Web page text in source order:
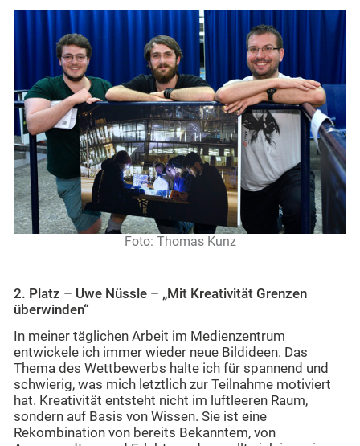
Foto: Thomas Kunz
2. Platz – Uwe Nüssle – „Mit Kreativität Grenzen
überwinden“
In meiner täglichen Arbeit im Medienzentrum
entwickele ich immer wieder neue Bildideen. Das
Thema des Wettbewerbs halte ich für spannend und
schwierig, was mich letztlich zur Teilnahme motiviert
hat. Kreativität entsteht nicht im luftleeren Raum,
sondern auf Basis von Wissen. Sie ist eine
Rekombination von bereits Bekanntem, von